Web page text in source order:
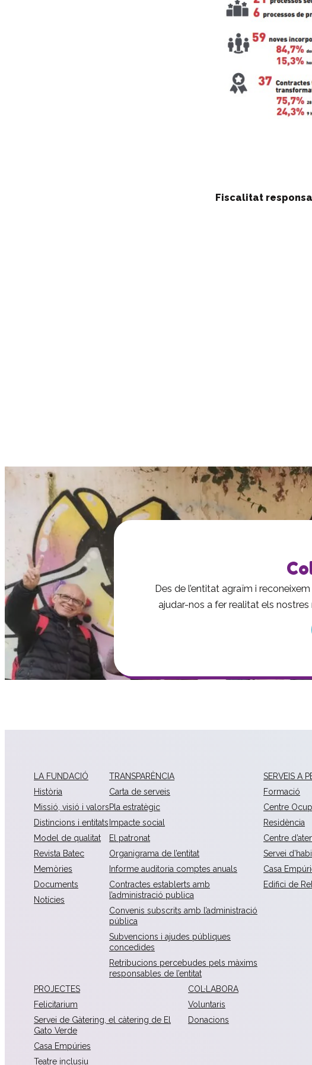
Fiscalitat
Des de l’entitat agraïm i
ajudar-nos a fer realitat els
LA FUNDACIÓ
Història
Missió, visió i valors
Distincions i entitats
Model de qualitat
Revista Batec
Memòries
Documents
Notícies
TRANSPARÈNCIA
Carta de serveis
Pla estratègic
Impacte social
El patronat
Organigrama de l’entitat
Informe auditoria comptes anuals
Contractes establerts amb
l’administració publica
Convenis subscrits amb l’administració
pública
Subvencions i ajudes públiques
concedides
Retribucions percebudes pels màxims
responsables de l’entitat
SERVEIS A
Formació
Centre
Residència
Centre
Servei
Casa
Edifici de
PROJECTES
Felicitarium
Servei de Gàtering, el càtering de El
Gato Verde
Casa Empúries
Teatre inclusiu
COL·LABORA
Voluntaris
Donacions